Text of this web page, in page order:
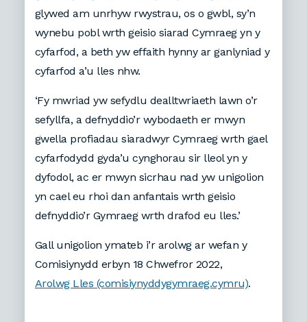
glywed am unrhyw rwystrau, os o gwbl, sy’n
wynebu pobl wrth geisio siarad Cymraeg yn y
cyfarfod, a beth yw effaith hynny ar ganlyniad y
cyfarfod a’u lles nhw.
‘Fy mwriad yw sefydlu dealltwriaeth lawn o’r
sefyllfa, a defnyddio’r wybodaeth er mwyn
gwella profiadau siaradwyr Cymraeg wrth gael
cyfarfodydd gyda’u cynghorau sir lleol yn y
dyfodol, ac er mwyn sicrhau nad yw unigolion
yn cael eu rhoi dan anfantais wrth geisio
defnyddio’r Gymraeg wrth drafod eu lles.’
Gall unigolion ymateb i’r arolwg ar wefan y
Comisiynydd erbyn 18 Chwefror 2022,
Arolwg Lles (comisiynyddygymraeg.cymru).